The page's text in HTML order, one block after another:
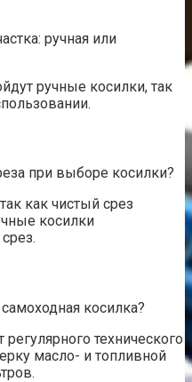
ручная или
ручные косилки, так
при выборе косилки?
как чистый срез
косилки
косилка?
технического
масло- и топливной